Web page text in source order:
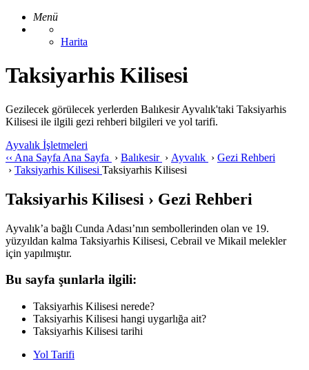
Menü
Harita
Taksiyarhis Kilisesi
Gezilecek görülecek yerlerden Balıkesir Ayvalık'taki Taksiyarhis
Kilisesi ile ilgili gezi rehberi bilgileri ve yol tarifi.
Ayvalık İşletmeleri
‹‹ Ana Sayfa Ana Sayfa › Balıkesir › Ayvalık › Gezi Rehberi
› Taksiyarhis Kilisesi Taksiyarhis Kilisesi
Taksiyarhis Kilisesi › Gezi Rehberi
Ayvalık’a bağlı Cunda Adası’nın sembollerinden olan ve 19.
yüzyıldan kalma Taksiyarhis Kilisesi, Cebrail ve Mikail melekler
için yapılmıştır.
Bu sayfa şunlarla ilgili:
Taksiyarhis Kilisesi nerede?
Taksiyarhis Kilisesi hangi uygarlığa ait?
Taksiyarhis Kilisesi tarihi
Yol Tarifi